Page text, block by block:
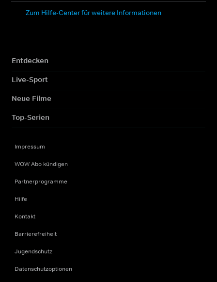
Zum Hilfe-Center für weitere Informationen
Entdecken
Live-Sport
Neue Filme
Top-Serien
Impressum
WOW Abo kündigen
Partnerprogramme
Hilfe
Kontakt
Barrierefreiheit
Jugendschutz
Datenschutzoptionen